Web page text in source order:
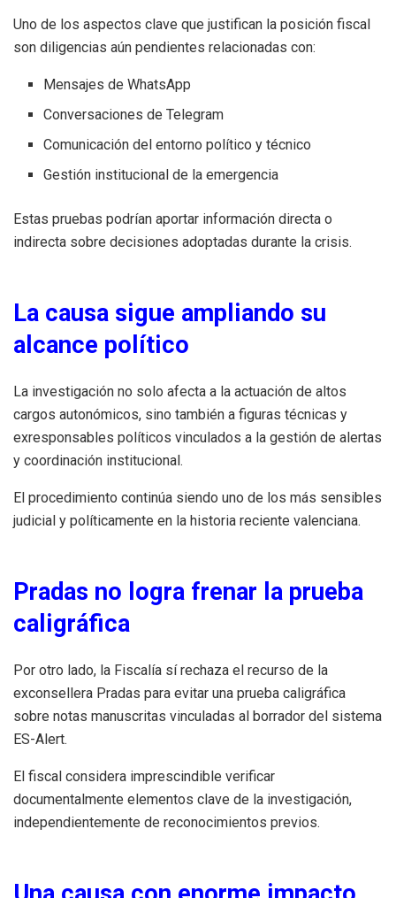
Uno de los aspectos clave que justifican la posición fiscal
son diligencias aún pendientes relacionadas con:
Mensajes de WhatsApp
Conversaciones de Telegram
Comunicación del entorno político y técnico
Gestión institucional de la emergencia
Estas pruebas podrían aportar información directa o
indirecta sobre decisiones adoptadas durante la crisis.
La causa sigue ampliando su
alcance político
La investigación no solo afecta a la actuación de altos
cargos autonómicos, sino también a figuras técnicas y
exresponsables políticos vinculados a la gestión de alertas
y coordinación institucional.
El procedimiento continúa siendo uno de los más sensibles
judicial y políticamente en la historia reciente valenciana.
Pradas no logra frenar la prueba
caligráfica
Por otro lado, la Fiscalía sí rechaza el recurso de la
exconsellera Pradas para evitar una prueba caligráfica
sobre notas manuscritas vinculadas al borrador del sistema
ES-Alert.
El fiscal considera imprescindible verificar
documentalmente elementos clave de la investigación,
independientemente de reconocimientos previos.